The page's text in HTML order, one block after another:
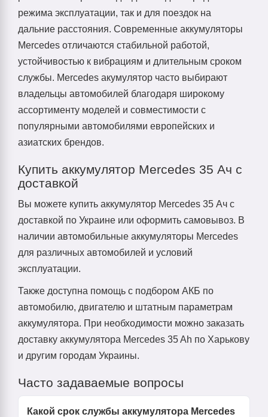
режима эксплуатации, так и для поездок на
дальние расстояния. Современные аккумуляторы
Mercedes отличаются стабильной работой,
устойчивостью к вибрациям и длительным сроком
службы. Mercedes акумулятор часто выбирают
владельцы автомобилей благодаря широкому
ассортименту моделей и совместимости с
популярными автомобилями европейских и
азиатских брендов.
Купить аккумулятор Mercedes 35 Ач с
доставкой
Вы можете купить аккумулятор Mercedes 35 Ач с
доставкой по Украине или оформить самовывоз. В
наличии автомобильные аккумуляторы Mercedes
для различных автомобилей и условий
эксплуатации.
Также доступна помощь с подбором АКБ по
автомобилю, двигателю и штатным параметрам
аккумулятора. При необходимости можно заказать
доставку аккумулятора Mercedes 35 Ah по Харькову
и другим городам Украины.
Часто задаваемые вопросы
Какой срок службы аккумулятора Mercedes